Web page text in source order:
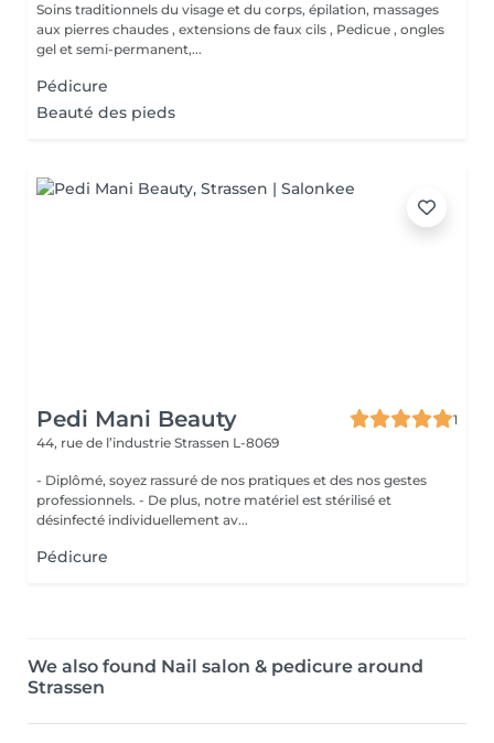
Soins traditionnels du visage et du corps, épilation, massages
aux pierres chaudes , extensions de faux cils , Pedicue , ongles
gel et semi-permanent,...
Pédicure
Beauté des pieds
Pedi Mani Beauty
1
44, rue de l’industrie Strassen L-8069
- Diplômé, soyez rassuré de nos pratiques et des nos gestes
professionnels. - De plus, notre matériel est stérilisé et
désinfecté individuellement av...
Pédicure
We also found Nail salon & pedicure around
Strassen